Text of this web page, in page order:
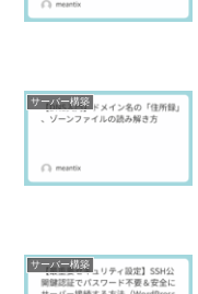
サーバー構築
サーバー構築